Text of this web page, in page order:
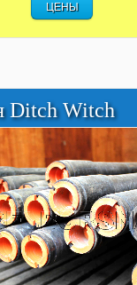
ЦЕНЫ
Ditch Witch